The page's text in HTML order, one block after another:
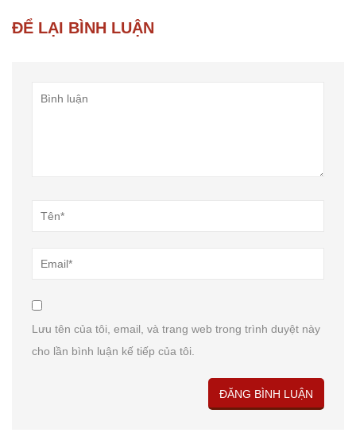
ĐỂ LẠI BÌNH LUẬN
Lưu tên của tôi, email, và trang web trong trình duyệt này
cho lần bình luận kế tiếp của tôi.